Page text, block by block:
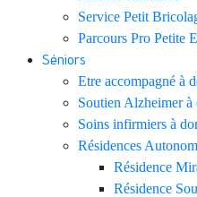
Service Petit
Parcours Pro Petite
Séniors
Etre accompagné à
Soutien Alzheimer
Soins infirmiers à
Résidences
Résidence
Résidence